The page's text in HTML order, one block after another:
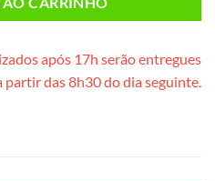
após 17h serão entregues
partir das 8h30 do dia seguinte.